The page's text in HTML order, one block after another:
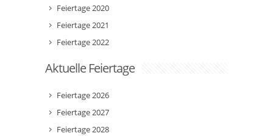
Feiertage 2020
Feiertage 2021
Feiertage 2022
Aktuelle Feiertage
Feiertage 2026
Feiertage 2027
Feiertage 2028